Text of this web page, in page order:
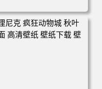
修仙传》4k壁纸 3840x2
壁纸大全